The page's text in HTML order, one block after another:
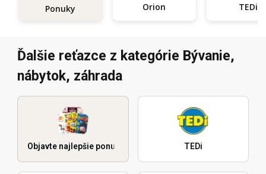
Ponuky Orion TEDi
Ďalšie reťazce z kategórie Bývanie,
nábytok, záhrada
Objavte najlepšie ponuky TEDi